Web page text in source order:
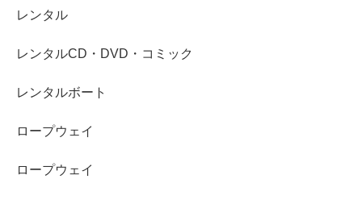
レンタル
レンタルCD・DVD・コミック
レンタルボート
ロープウェイ
ロープウェイ